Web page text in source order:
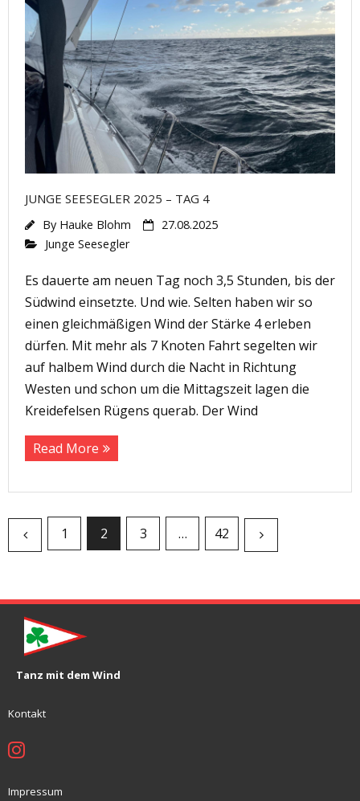
JUNGE SEESEGLER 2025 – TAG 4
By Hauke Blohm
27.08.2025
Junge Seesegler
Es dauerte am neuen Tag noch 3,5 Stunden, bis der
Südwind einsetzte. Und wie. Selten haben wir so
einen gleichmäßigen Wind der Stärke 4 erleben
dürfen. Mit mehr als 7 Knoten Fahrt segelten wir
auf halbem Wind durch die Nacht in Richtung
Westen und schon um die Mittagszeit lagen die
Kreidefelsen Rügens querab. Der Wind
Read More
1 2 3 … 42
Tanz mit dem Wind
Kontakt
Impressum